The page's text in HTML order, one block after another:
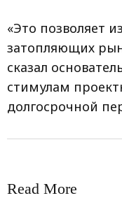
«Это позволяет
затопляющих
сказал
стимулам
долгосрочной
Read More